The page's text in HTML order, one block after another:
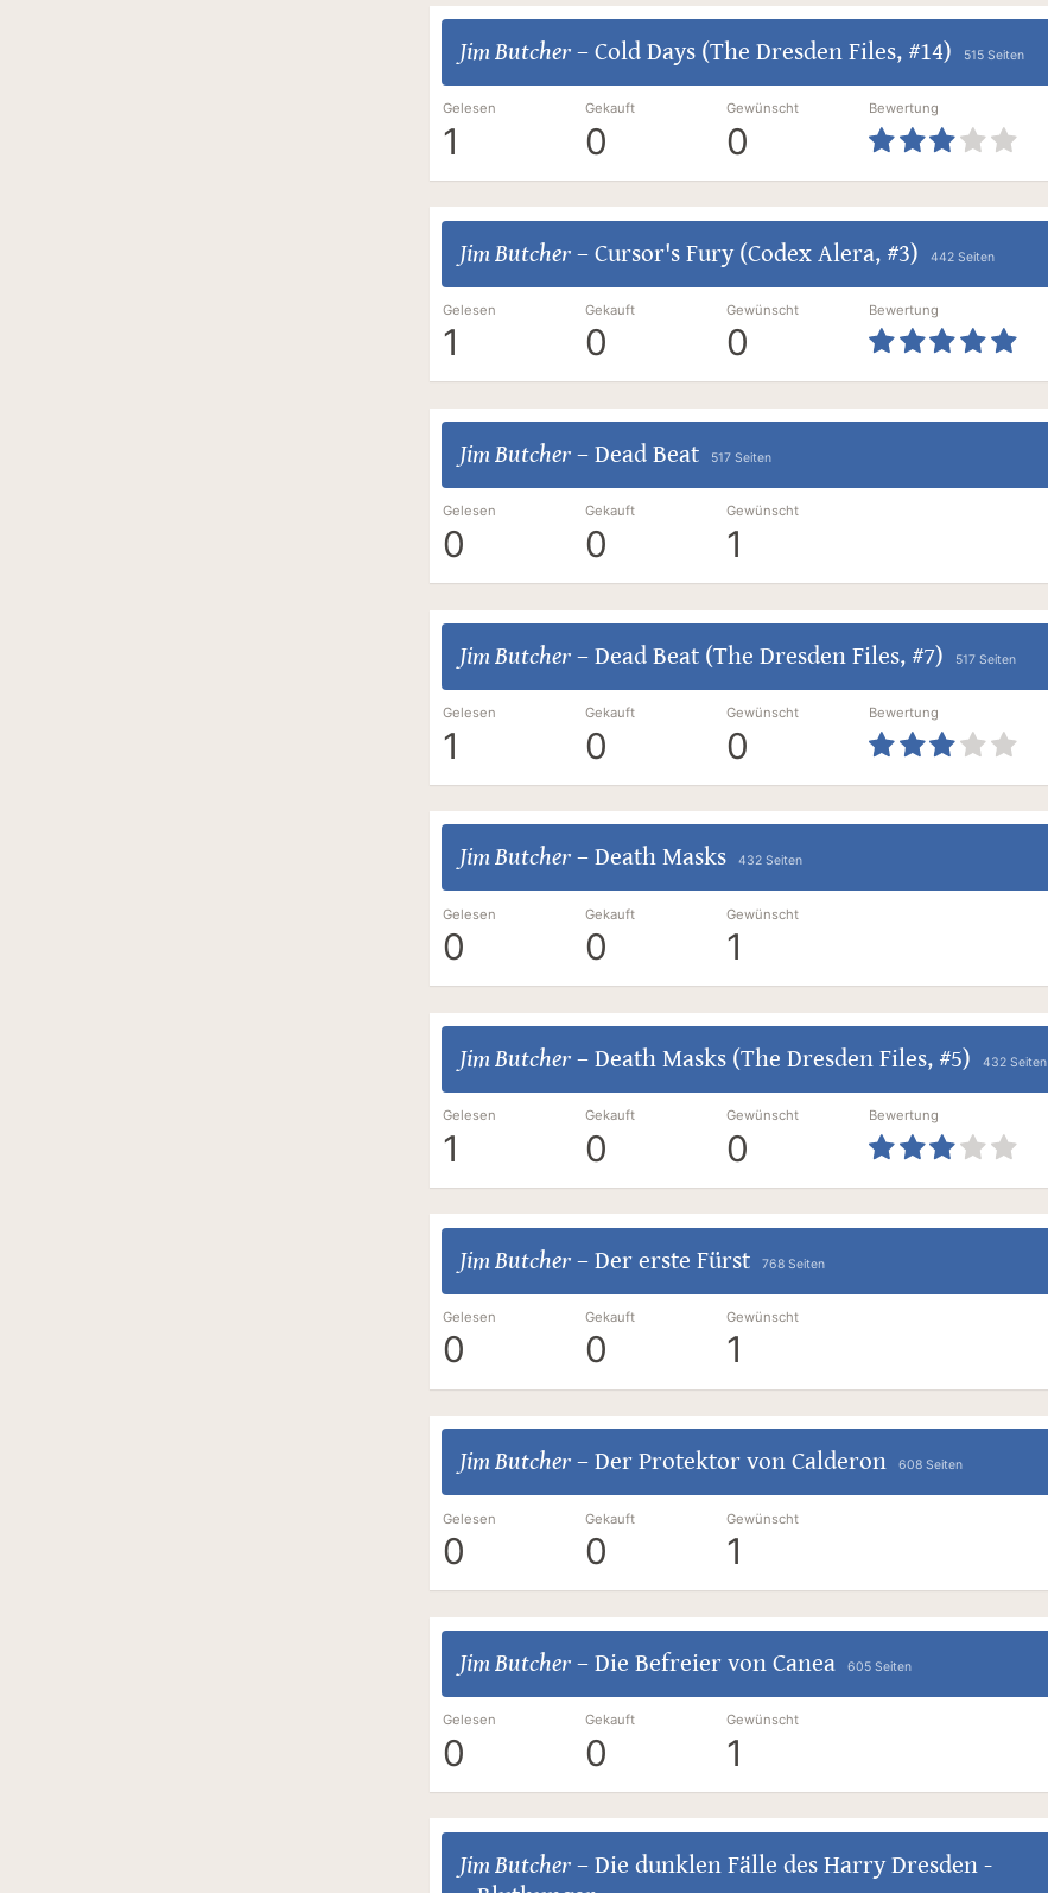
Jim Butcher– Cold Days (The Dresden Files, #14) 515 Seiten
Gelesen
1
Gekauft
0
Gewünscht
0
Bewertung
Jim Butcher– Cursor's Fury (Codex Alera, #3) 442 Seiten
Gelesen
1
Gekauft
0
Gewünscht
0
Bewertung
Jim Butcher– Dead Beat 517 Seiten
Gelesen
0
Gekauft
0
Gewünscht
1
Jim Butcher– Dead Beat (The Dresden Files, #7) 517 Seiten
Gelesen
1
Gekauft
0
Gewünscht
0
Bewertung
Jim Butcher– Death Masks 432 Seiten
Gelesen
0
Gekauft
0
Gewünscht
1
Jim Butcher– Death Masks (The Dresden Files, #5) 432 Seiten
Gelesen
1
Gekauft
0
Gewünscht
0
Bewertung
Jim Butcher– Der erste Fürst 768 Seiten
Gelesen
0
Gekauft
0
Gewünscht
1
Jim Butcher– Der Protektor von Calderon 608 Seiten
Gelesen
0
Gekauft
0
Gewünscht
1
Jim Butcher– Die Befreier von Canea 605 Seiten
Gelesen
0
Gekauft
0
Gewünscht
1
Jim Butcher– Die dunklen Fälle des Harry Dresden -